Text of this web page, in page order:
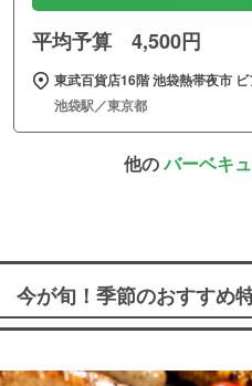
平均予算 4,500円
東武百貨店16階 池袋熱帯夜市
池袋駅／東京都
他のバーベキ
今が旬！季節のおすすめ